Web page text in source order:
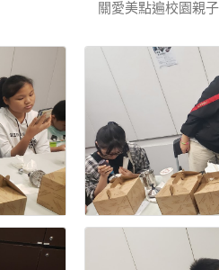
關愛美點遍校園親